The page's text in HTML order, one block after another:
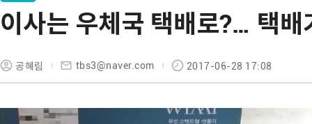
이사는 우체국 택배로?… 택배
공혜림 tbs3@naver.com 2017-06-28 17:08